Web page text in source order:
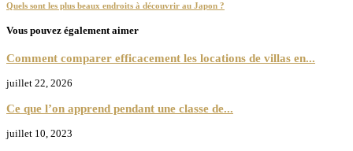
Quels sont les plus beaux endroits à découvrir au Japon ?
Vous pouvez également aimer
Comment comparer efficacement les locations de villas en...
juillet 22, 2026
Ce que l’on apprend pendant une classe de...
juillet 10, 2023